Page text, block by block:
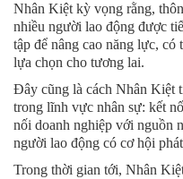
Nhân Kiệt kỳ vọng rằng,
nhiều người lao động được
tập để nâng cao năng lực, có
lựa chọn cho tương lai.
Đây cũng là cách Nhân Kiệt
trong lĩnh vực nhân sự: kết
nối doanh nghiệp với nguồn
người lao động có cơ hội
Trong thời gian tới, Nhân